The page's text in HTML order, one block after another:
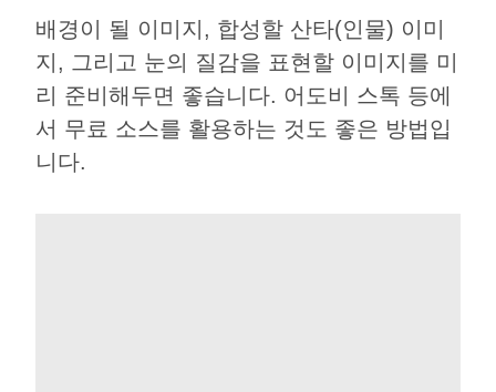
배경이 될 이미지, 합성할 산타(인물) 이미
지, 그리고 눈의 질감을 표현할 이미지를 미
리 준비해두면 좋습니다. 어도비 스톡 등에
서 무료 소스를 활용하는 것도 좋은 방법입
니다.